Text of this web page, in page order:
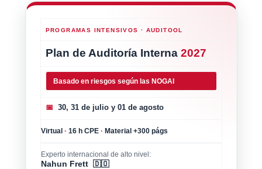
PROGRAMAS INTENSIVOS · AUDITOOL
Plan de Auditoría Interna 2027
Basado en riesgos según las NOGAI
📅 30, 31 de julio y 01 de agosto
Virtual · 16 h CPE · Material +300 págs
Experto internacional de alto nivel:
Nahun Frett 🇩🇴